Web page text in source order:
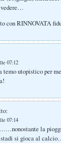
vedere…
con RINNOVATA
07:12
utopistico per
07:14
la
stadi si gioca al